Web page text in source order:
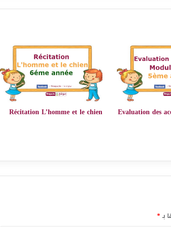
Evaluation des
Récitation L’homme et le chien
بـ*